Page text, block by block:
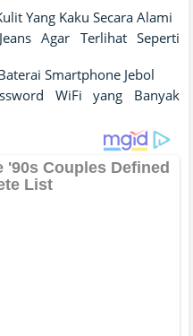
Yang Kaku Secara Alami
Agar Terlihat Seperti
Smartphone Jebol
WiFi yang Banyak